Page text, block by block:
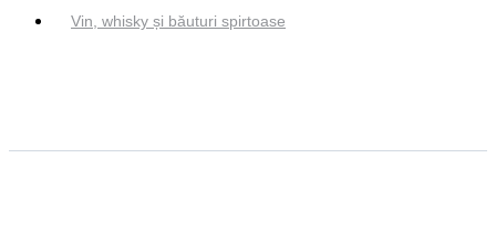
Vin, whisky și băuturi spirtoase